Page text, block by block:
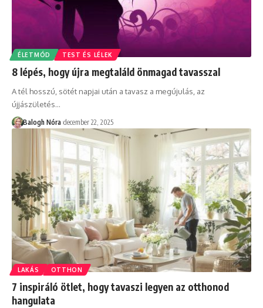
ÉLETMÓD TEST ÉS LÉLEK
8 lépés, hogy újra megtaláld önmagad tavasszal
A tél hosszú, sötét napjai után a tavasz a megújulás, az
újjászületés…
Balogh Nóra december 22, 2025
LAKÁS OTTHON
7 inspiráló ötlet, hogy tavaszi legyen az otthonod
hangulata